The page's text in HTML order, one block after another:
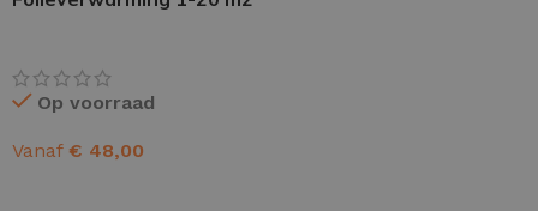
Op voorraad
Vanaf € 48,00